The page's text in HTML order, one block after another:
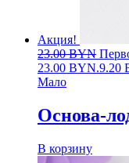
Акция!
23.00BYN
23.00 BYN.9.20
Мало
Основа-
В корзину